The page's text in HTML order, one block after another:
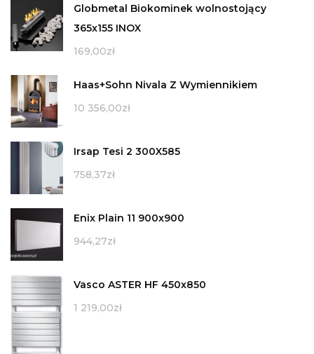
Globmetal Biokominek wolnostojący
365x155 INOX
169,00zł
Haas+Sohn Nivala Z Wymiennikiem
10 356,00zł
Irsap Tesi 2 300X585
758,37zł
Enix Plain 11 900x900
944,27zł
Vasco ASTER HF 450x850
1 219,00zł